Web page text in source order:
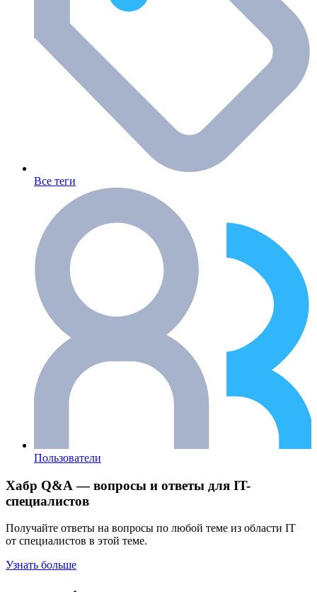
Все теги
Пользователи
Хабр Q&A — вопросы и ответы для IT-
специалистов
Получайте ответы на вопросы по любой теме из области IT
от специалистов в этой теме.
Узнать больше